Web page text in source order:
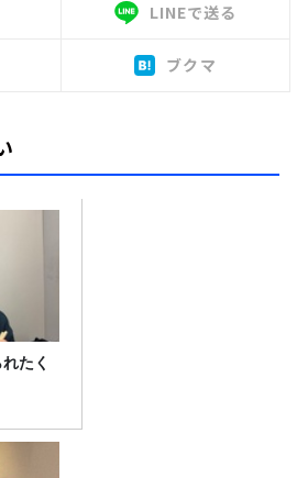
LINEで送る
ブクマ
たく